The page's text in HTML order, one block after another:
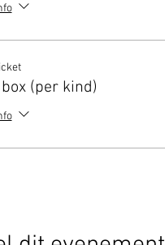
(per kind)